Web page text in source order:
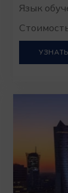
Язык